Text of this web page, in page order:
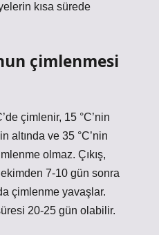
kısa sürede
çimlenmesi
çimlenir, 15 °C’nin
altında ve 35 °C’nin
olmaz. Çıkış,
7-10 gün sonra
çimlenme yavaşlar.
20-25 gün olabilir.